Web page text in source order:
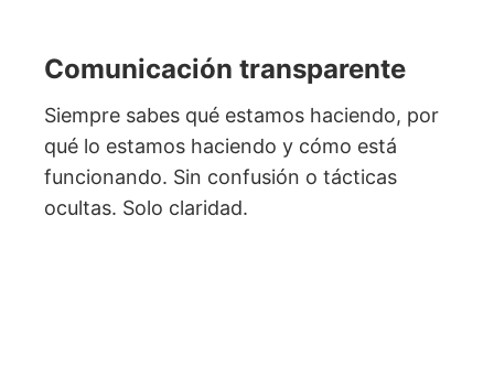
Comunicación transparente
Siempre sabes qué estamos haciendo, por
qué lo estamos haciendo y cómo está
funcionando. Sin confusión o tácticas
ocultas. Solo claridad.